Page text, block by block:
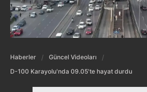
Haberler
Güncel Videoları
D-100 Karayolu'nda 09.05'te hayat durdu